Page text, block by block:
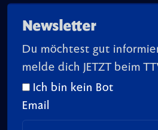
Newsletter
Du möchtest gut
melde dich JETZT beim
Ich bin kein Bot
Email